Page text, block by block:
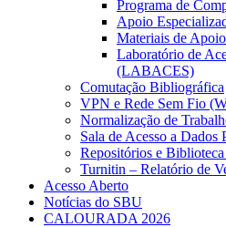
Programa de
Apoio
Materiais de
Laboratório de
(LABACES)
Comutação Bibliográfica
VPN e Rede Sem Fio
Normalização de
Sala de Acesso a
Repositórios e
Turnitin – Relatório de
Acesso Aberto
Notícias do SBU
CALOURADA 2026